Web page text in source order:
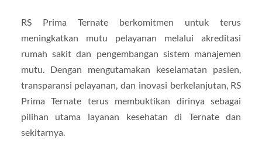
RS Prima Ternate berkomitmen untuk terus
meningkatkan mutu pelayanan melalui akreditasi
rumah sakit dan pengembangan sistem manajemen
mutu. Dengan mengutamakan keselamatan pasien,
transparansi pelayanan, dan inovasi berkelanjutan, RS
Prima Ternate terus membuktikan dirinya sebagai
pilihan utama layanan kesehatan di Ternate dan
sekitarnya.